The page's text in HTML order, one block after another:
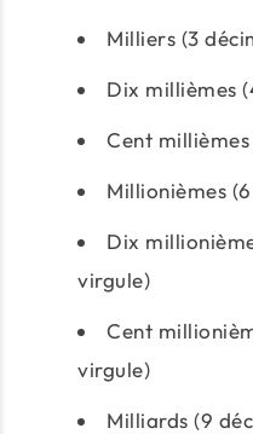
Milliers (3
Dix millièmes
Cent
Millionièmes
Dix
virgule)
Cent
virgule)
Milliards (9